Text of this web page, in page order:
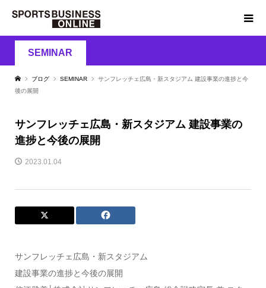
SEMINAR
ブログ SEMINAR
サンフレッチェ広島・新スタジアム 建設事業の進捗と今
後の展開
サンフレッチェ広島・新スタジアム 建設事業の
進捗と今後の展開
2023.01.04
サンフレッチェ広島・新スタジアム
建設事業の進捗と今後の展開